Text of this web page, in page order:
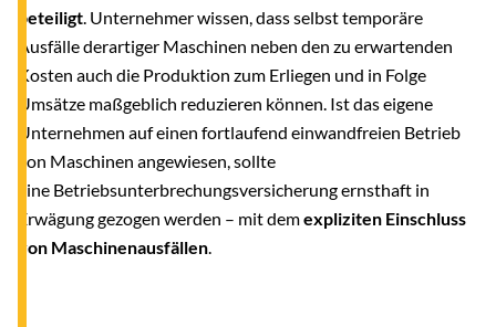
beteiligt. Unternehmer wissen, dass selbst temporäre
Ausfälle derartiger Maschinen neben den zu erwartenden
Kosten auch die Produktion zum Erliegen und in Folge
Umsätze maßgeblich reduzieren können. Ist das eigene
Unternehmen auf einen fortlaufend einwandfreien Betrieb
von Maschinen angewiesen, sollte
eine Betriebsunterbrechungsversicherung ernsthaft in
Erwägung gezogen werden – mit demexpliziten Einschluss
von Maschinenausfällen.